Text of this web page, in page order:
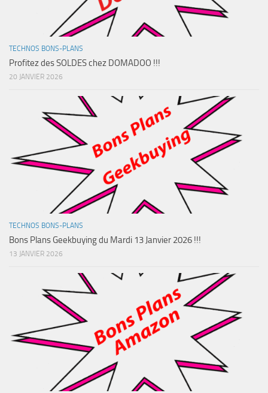
TECHNOS BONS-PLANS
Profitez des SOLDES chez DOMADOO !!!
20 JANVIER 2026
TECHNOS BONS-PLANS
Bons Plans Geekbuying du Mardi 13 Janvier 2026 !!!
13 JANVIER 2026